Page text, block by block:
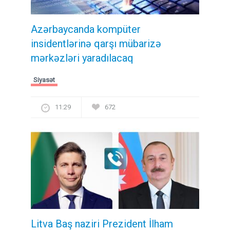
Azərbaycanda kompüter
insidentlərinə qarşı mübarizə
mərkəzləri yaradılacaq
Siyasət
11:29 672
Litva Baş naziri Prezident İlham